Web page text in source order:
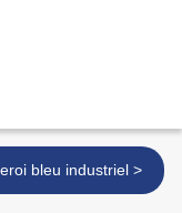
Charleroi bleu industriel >